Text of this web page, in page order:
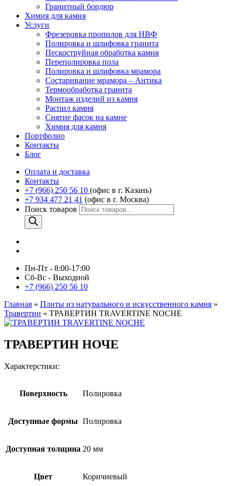
Гранитный бордюр
Химия для камня
Услуги
Фрезеровка пропилов для НВФ
Полировка и шлифовка гранита
Пескоструйная обработка камня
Переполировка пола
Полировка и шлифовка мрамора
Состаривание мрамора – Антика
Термообработка гранита
Монтаж изделий из камня
Распил камня
Снятие фасок на камне
Химия для камня
Портфолио
Контакты
Блог
Оплата и доставка
Контакты
+7 (966) 250 56 10 (офис в г. Казань)
+7 934 477 21 41 (офис в г. Москва)
Поиск товаров
Пн-Пт - 8:00-17:00
Сб-Вс - Выходной
+7 (966) 250 56 10
Главная » Плиты из натурального и искусственного камня »
Травертин » ТРАВЕРТИН TRAVERTINE NOCHE
ТРАВЕРТИН НОЧЕ
Характерстики:
Поверхность Полировка
Доступные формы Полировка
Доступная толщина 20 мм
Цвет Коричневый